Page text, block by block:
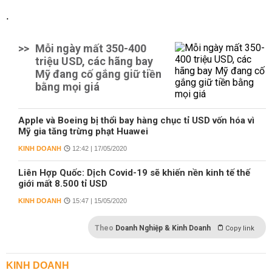
.
>> Mỗi ngày mất 350-400
triệu USD, các hãng bay
Mỹ đang cố gắng giữ tiền
bằng mọi giá
Apple và Boeing bị thổi bay hàng chục tỉ USD vốn hóa vì
Mỹ gia tăng trừng phạt Huawei
KINH DOANH 12:42 | 17/05/2020
Liên Hợp Quốc: Dịch Covid-19 sẽ khiến nền kinh tế thế
giới mất 8.500 tỉ USD
KINH DOANH 15:47 | 15/05/2020
Theo Doanh Nghiệp & Kinh Doanh Copy link
KINH DOANH